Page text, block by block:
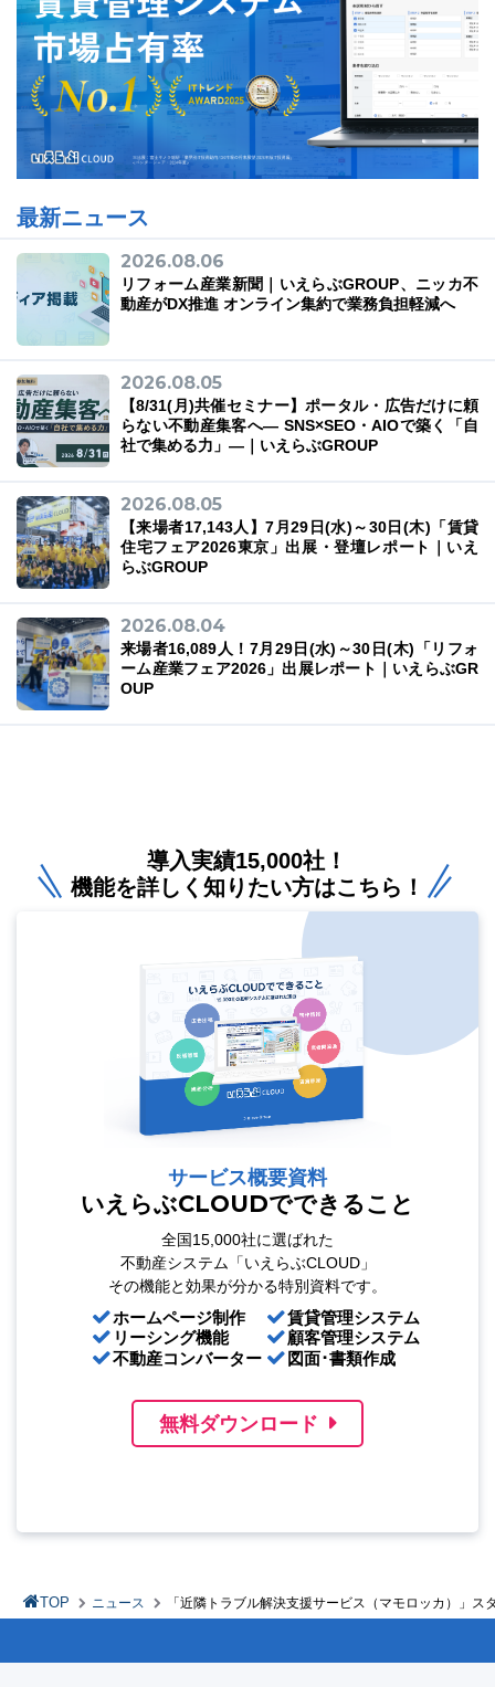
最新ニュース
2026.08.06
リフォーム産業新聞｜いえらぶGROUP、ニッカ不
動産がDX推進 オンライン集約で業務負担軽減へ
2026.08.05
【8/31(月)共催セミナー】ポータル・広告だけに頼
らない不動産集客へ― SNS×SEO・AIOで築く「自
社で集める力」―｜いえらぶGROUP
2026.08.05
【来場者17,143人】7月29日(水)～30日(木)「賃貸
住宅フェア2026東京」出展・登壇レポート｜いえ
らぶGROUP
2026.08.04
来場者16,089人！7月29日(水)～30日(木)「リフォ
ーム産業フェア2026」出展レポート｜いえらぶGR
OUP
導入実績15,000社！
機能を詳しく知りたい方はこちら！
サービス概要資料
いえらぶCLOUDでできること
全国15,000社に選ばれた
不動産システム「いえらぶCLOUD」
その機能と効果が分かる特別資料です。
ホームページ制作
リーシング機能
不動産コンバーター
賃貸管理システム
顧客管理システム
図面･書類作成
無料ダウンロード
TOP ニュース 「近隣トラブル解決支援サービス（マモロッカ）」ス